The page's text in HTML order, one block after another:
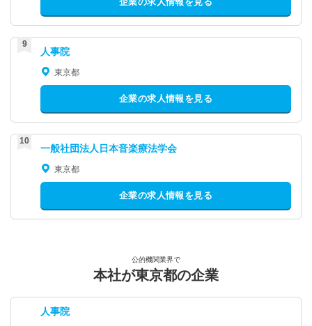
人事院
東京都
企業の求人情報を見る
一般社団法人日本音楽療法学会
東京都
企業の求人情報を見る
公的機関業界で
本社が東京都の企業
人事院